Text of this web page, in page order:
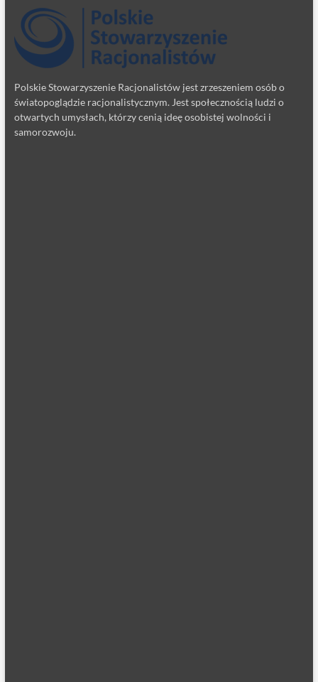
Polskie Stowarzyszenie Racjonalistów jest zrzeszeniem osób o
światopoglądzie racjonalistycznym. Jest społecznością ludzi o
otwartych umysłach, którzy cenią ideę osobistej wolności i
samorozwoju.